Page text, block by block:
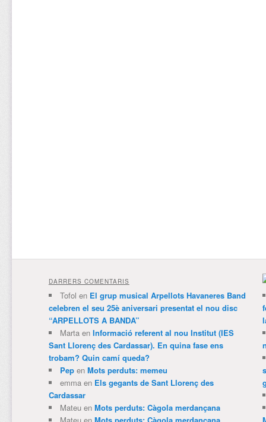
DARRERS COMENTARIS
Tofol en El grup musical Arpellots Havaneres Band
celebren el seu 25è aniversari presentat el nou disc
“ARPELLOTS A BANDA”
Martaen Informació referent al nou Institut (IES
Sant Llorenç des Cardassar). En quina fase ens
trobam? Quin camí queda?
Pepen Mots perduts: memeu
emmaen Els gegants de Sant Llorenç des
Cardassar
Mateuen Mots perduts: Càgola merdançana